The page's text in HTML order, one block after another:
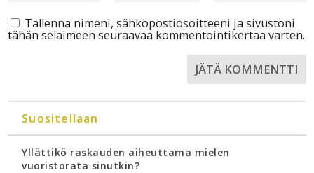
Tallenna nimeni, sähköpostiosoitteeni ja sivustoni
tähän selaimeen seuraavaa kommentointikertaa varten.
Suositellaan
Yllättikö raskauden aiheuttama mielen
vuoristorata sinutkin?